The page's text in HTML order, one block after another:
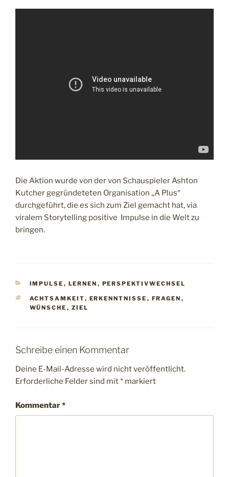
Die Aktion wurde von der von Schauspieler Ashton
Kutcher gegründeteten Organisation „A Plus“
durchgeführt, die es sich zum Ziel gemacht hat, via
viralem Storytelling positive Impulse in die Welt zu
bringen.
KATEGORIEN
IMPULSE , LERNEN , PERSPEKTIVWECHSEL
SCHLAGWÖRTER
ACHTSAMKEIT, ERKENNTNISSE , FRAGEN ,
WÜNSCHE , ZIEL
Schreibe einen Kommentar
Deine E-Mail-Adresse wird nicht veröffentlicht.
Erforderliche Felder sind mit* markiert
Kommentar*